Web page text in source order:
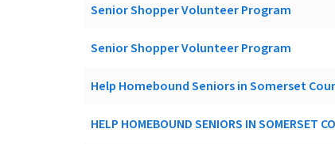
Senior Shopper Volunteer Program
Senior Shopper Volunteer Program
Help Homebound Seniors in Somerset
HELP HOMEBOUND SENIORS IN SOMERSET